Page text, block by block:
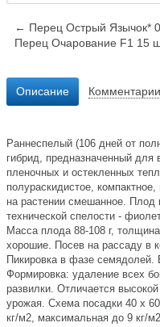
← Перец Острый Язычок*
Перец Очарование F1 15
Описание
Раннеспелый (106 дней от
гибрид, предназначенный для
пленочных и остекленных
полураскидистое,
на растении смешанное. Плод
технической спелости -
Масса плода 88-108 г,
хорошие. Посев на рассаду в
Пикировка в фазе семядолей.
Формировка: удаление всех
развилки. Отличается
урожая. Схема посадки 40 x
кг/м2, максимальная до 9 кг/м2